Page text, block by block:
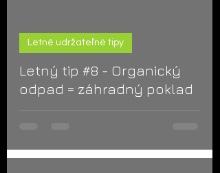
video
Letný tip #8 - Organický
odpad = záhradný poklad
Letné udržateľné tipy